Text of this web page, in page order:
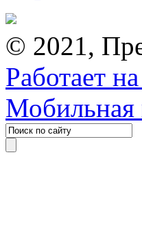
© 2021,
Работает
Мобильная